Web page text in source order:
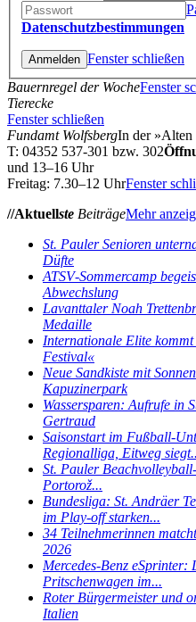
Datenschutzbestimmungen
Fenster schließen
Bauernregel der WocheFenster
Tierecke
Fenster schließen
Fundamt WolfsbergIn der »Alten
T: 04352 537-301 bzw. 302
und 13–16 Uhr
Freitag: 7.30–12 UhrFenster
//Aktuellste BeiträgeMehr
St. Pauler Senioren
Düfte
ATSV‑Sommercamp
Abwechslung
Lavanttaler Noah
Medaille
Internationale Elite
Festival«
Neue Sandkiste mit
Kapuzinerpark
Wassersparen: Aufrufe in
Gertraud
Saisonstart im Fußball-
Regionalliga, Eitweg
St. Pauler
Portorož...
Bundesliga: St. Andräer
im Play-off starken...
34 Teilnehmerinnen
2026
Mercedes-Benz eSprinter:
Pritschenwagen im...
Roter Bürgermeister und
Italien